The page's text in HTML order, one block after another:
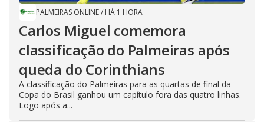
PALMEIRAS ONLINE/ HÁ 1 HORA
Carlos Miguel comemora
classificação do Palmeiras após
queda do Corinthians
A classificação do Palmeiras para as quartas de final da
Copa do Brasil ganhou um capítulo fora das quatro linhas.
Logo após a...